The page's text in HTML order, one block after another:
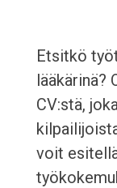
Etsitkö
lääkärinä?
CV:stä,
voit